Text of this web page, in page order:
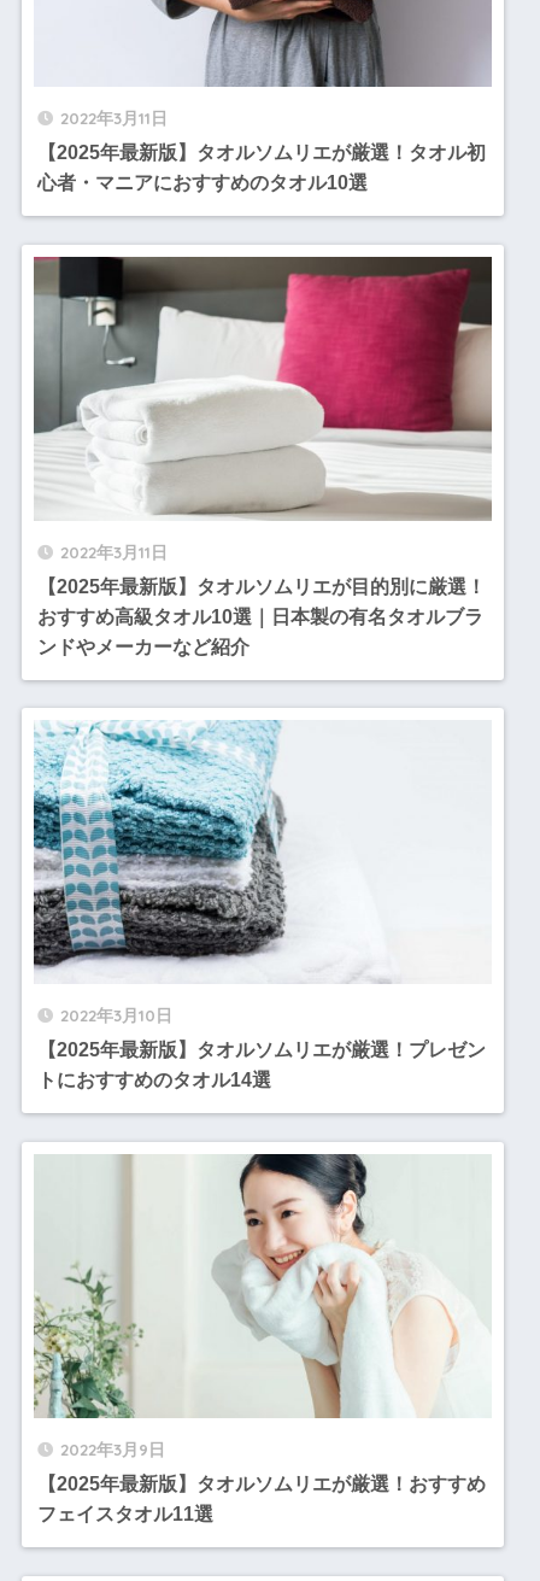
2022年3月11日
【2025年最新版】タオルソムリエが厳選！タオル初
心者・マニアにおすすめのタオル10選
2022年3月11日
【2025年最新版】タオルソムリエが目的別に厳選！
おすすめ高級タオル10選｜日本製の有名タオルブラ
ンドやメーカーなど紹介
2022年3月10日
【2025年最新版】タオルソムリエが厳選！プレゼン
トにおすすめのタオル14選
2022年3月9日
【2025年最新版】タオルソムリエが厳選！おすすめ
フェイスタオル11選